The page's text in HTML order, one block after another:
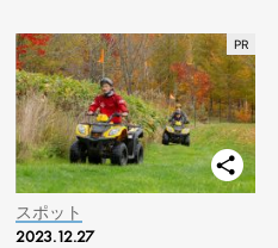
スポット
2023.12.27